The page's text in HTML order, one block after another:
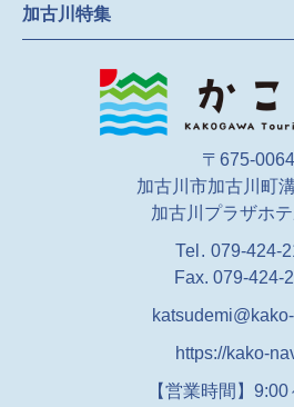
〒675-0064
加古川市加古川町
加古川プラザホ
Tel. 079-424-
Fax. 079-424-
https://kako-
【営業時間】
加古川特集